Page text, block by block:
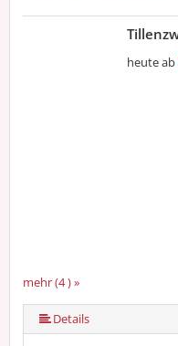
mehr (4 ) »
heute ab
Details